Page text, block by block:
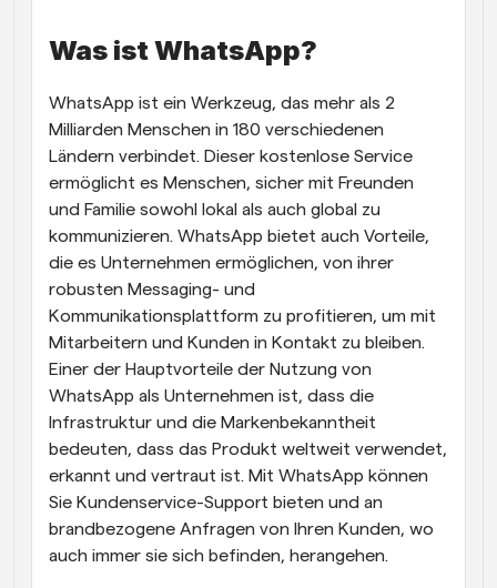
Automatisieren Sie die Planung und Erinnerungen
Blog
Bleiben Sie auf dem Laufenden über die neuesten
Nachrichten und Updates.
Sofortige Besprechungen
Treffen Sie sich in wenigen Minuten mit Kunden
Dynamische Gruppenlinks
Nahtlos Meetings mit mehreren Personen buchen
Webhooks
Erhalten Sie eine Benachrichtigung, wenn etwas
passiert
Was ist WhatsApp?
WhatsApp ist ein Werkzeug, das mehr als 2
Milliarden Menschen in 180 verschiedenen
Ländern verbindet. Dieser kostenlose Service
ermöglicht es Menschen, sicher mit Freunden
und Familie sowohl lokal als auch global zu
kommunizieren. WhatsApp bietet auch Vorteile,
die es Unternehmen ermöglichen, von ihrer
robusten Messaging- und
Kommunikationsplattform zu profitieren, um mit
Mitarbeitern und Kunden in Kontakt zu bleiben.
Einer der Hauptvorteile der Nutzung von
WhatsApp als Unternehmen ist, dass die
Infrastruktur und die Markenbekanntheit
bedeuten, dass das Produkt weltweit verwendet,
erkannt und vertraut ist. Mit WhatsApp können
Sie Kundenservice-Support bieten und an
brandbezogene Anfragen von Ihren Kunden, wo
auch immer sie sich befinden, herangehen.